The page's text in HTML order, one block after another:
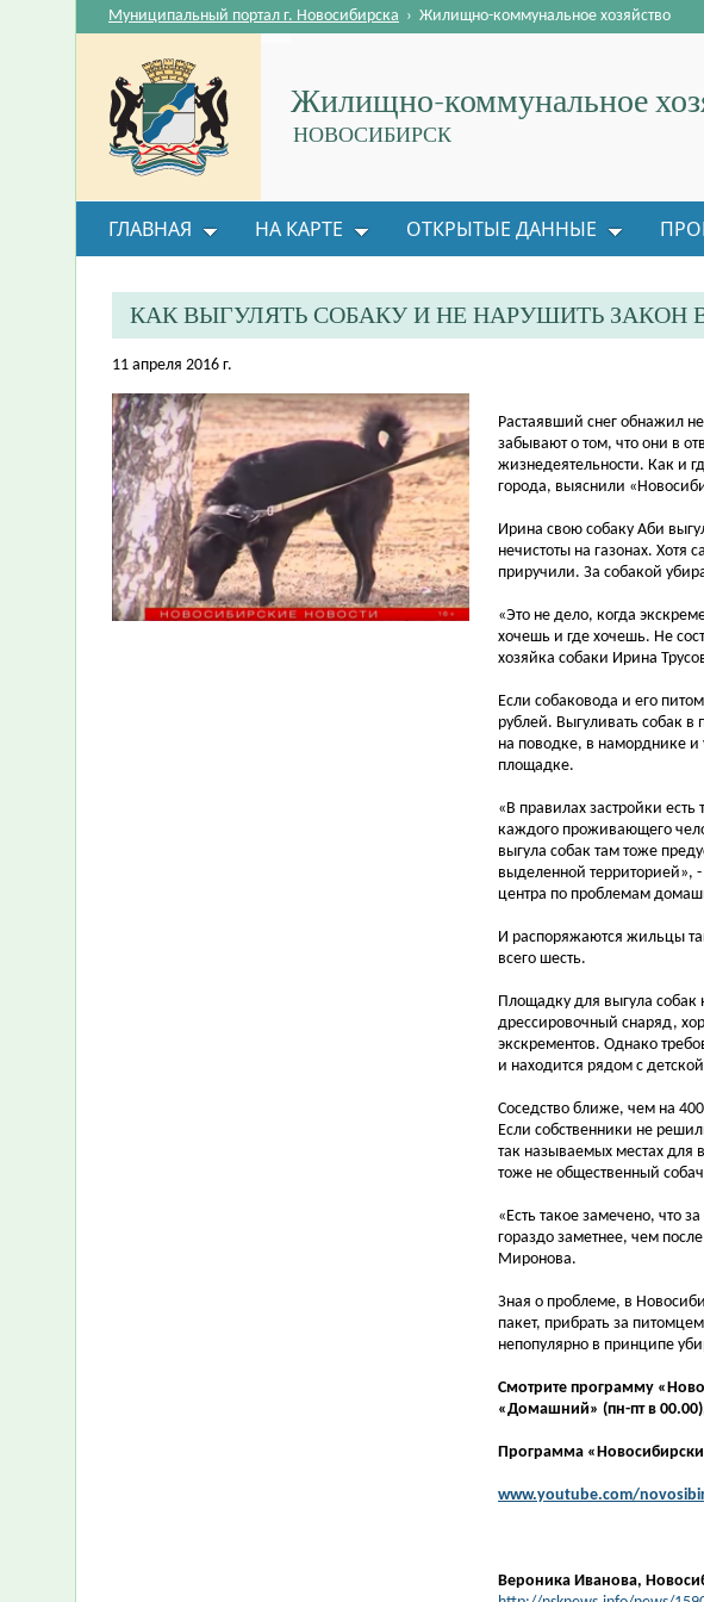
Жилищно-коммунальное
НОВОСИБИРСК
Муниципальный портал г. Новосибирска › Жилищно-коммунальное хозяйство
ГЛАВНАЯ НА КАРТЕ ОТКРЫТЫЕ ДАННЫЕ
ОБРАТНАЯ СВЯЗЬ
КАК ВЫГУЛЯТЬ СОБАКУ И НЕ НАРУШИТЬ ЗАКОН
11 апреля 2016 г.
Растаявший снег обнажил
забывают о том, что они в
жизнедеятельности. Как и
города, выяснили
Ирина свою собаку Аби
нечистоты на газонах. Хотя
приручили. За собакой
«Это не дело, когда
хочешь и где хочешь. Не
хозяйка собаки Ирина
Если собаковода и его
рублей. Выгуливать собак
на поводке, в наморднике
площадке.
«В правилах застройки
каждого проживающего
выгула собак там тоже
выделенной территорией»,
центра по проблемам
И распоряжаются жильцы
всего шесть.
Площадку для выгула собак
дрессировочный снаряд,
экскрементов. Однако
и находится рядом с
Соседство ближе, чем на
Если собственники не
так называемых местах для
тоже не общественный
«Есть такое замечено, что
гораздо заметнее, чем
Миронова.
Зная о проблеме, в
пакет, прибрать за
непопулярно в принципе
Смотрите программу
«Домашний» (пн-пт в
Программа
www.youtube.com/
Вероника Иванова,